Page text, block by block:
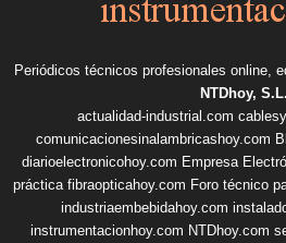
Periódicos técnicos profesionales online,
NTDhoy, S.L.
actualidad-industrial.com
comunicacionesinalambricashoy.com
diarioelectronicohoy.com Empresa
práctica fibraopticahoy.com Foro técnico
industriaembebidahoy.com
instrumentacionhoy.com NTDhoy.com